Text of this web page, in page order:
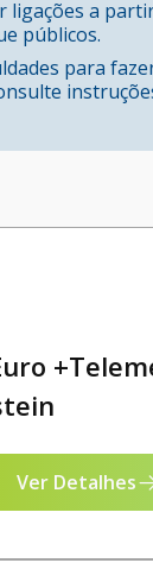
ligações a
públicos.
para
Ver Detalhes